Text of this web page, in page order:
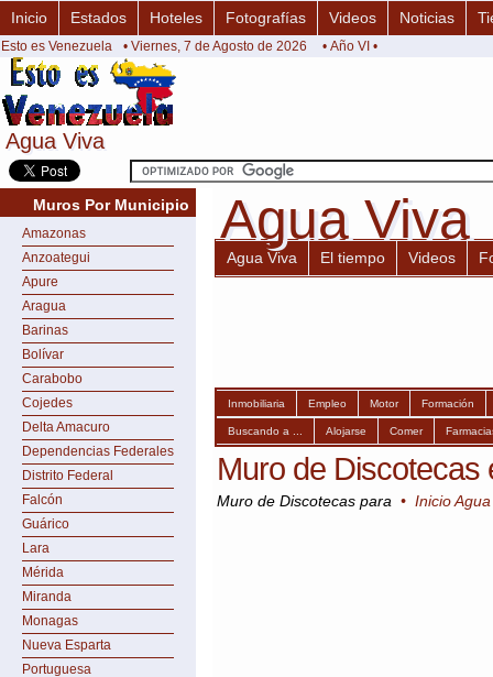
Agua Viva
Agua Viva
Inicio Estados Hoteles Fotografías Videos Noticias
Esto es Venezuela • Viernes, 7 de Agosto de 2026 • Año VI •
Muros Por Municipio
Amazonas
Anzoategui
Apure
Aragua
Barinas
Bolívar
Carabobo
Cojedes
Delta Amacuro
Dependencias Federales
Distrito Federal
Falcón
Guárico
Lara
Mérida
Miranda
Monagas
Nueva Esparta
Portuguesa
Agua Viva
Agua Viva
Agua Viva El tiempo Videos
Inmobiliaria Empleo Motor Formación
Buscando a ... Alojarse Comer
Muro de Discotecas
Muro de Discotecas para • Inicio